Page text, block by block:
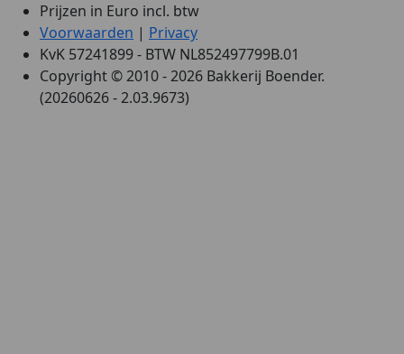
Prijzen in Euro incl. btw
Voorwaarden | Privacy
KvK 57241899 - BTW NL852497799B.01
Copyright © 2010 - 2026 Bakkerij Boender.
(20260626 - 2.03.9673)